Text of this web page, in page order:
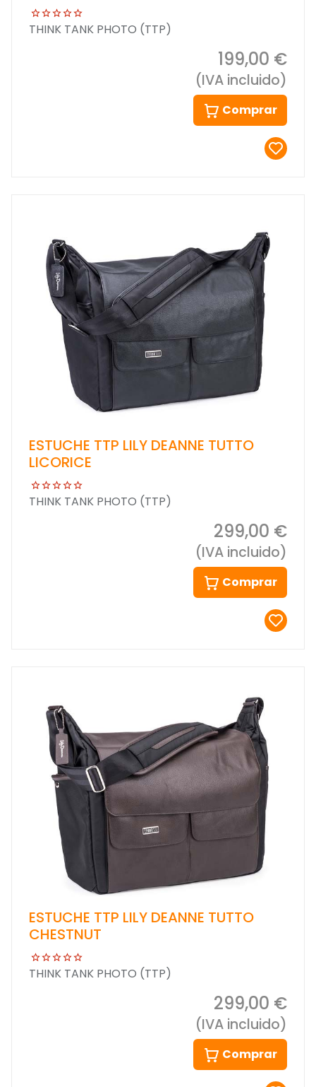
THINK TANK PHOTO (TTP)
199,00 €
(IVA incluido)
Comprar
ESTUCHE TTP LILY DEANNE TUTTO
LICORICE
THINK TANK PHOTO (TTP)
299,00 €
(IVA incluido)
Comprar
ESTUCHE TTP LILY DEANNE TUTTO
CHESTNUT
THINK TANK PHOTO (TTP)
299,00 €
(IVA incluido)
Comprar